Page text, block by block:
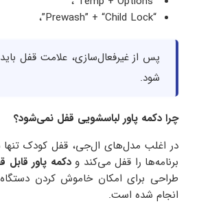
“Prewash” + “Child Lock”،
پس از غیرفعال‌سازی، علامت قفل
شود.
چرا دکمه پاور لباسشویی قفل نمی‌شود؟
در اغلب مدل‌های ال‌جی، قفل کودک تنها
برنامه‌ها را قفل می‌کند و دکمه پاور
طراحی برای امکان خاموش کردن
انجام شده است.